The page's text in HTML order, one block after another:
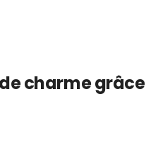
charme grâce